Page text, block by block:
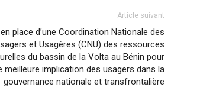
Article suivant
place d’une Coordination Nationale des
et Usagères (CNU) des ressources
du bassin de la Volta au Bénin pour
meilleure implication des usagers dans la
gouvernance nationale et transfrontalière